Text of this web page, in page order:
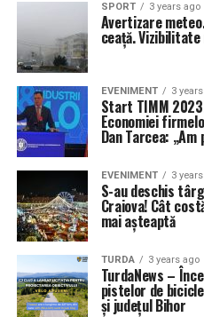
SPORT 3 years ago
Avertizare
ceață.
EVENIMENT 3
Start TIMM
Economiei
Dan Tarcea:
EVENIMENT 3
S-au deschis
Craiova! Cât
mai așteaptă
TURDA 3 years ago
TurdaNews –
pistelor de
și județul Bihor